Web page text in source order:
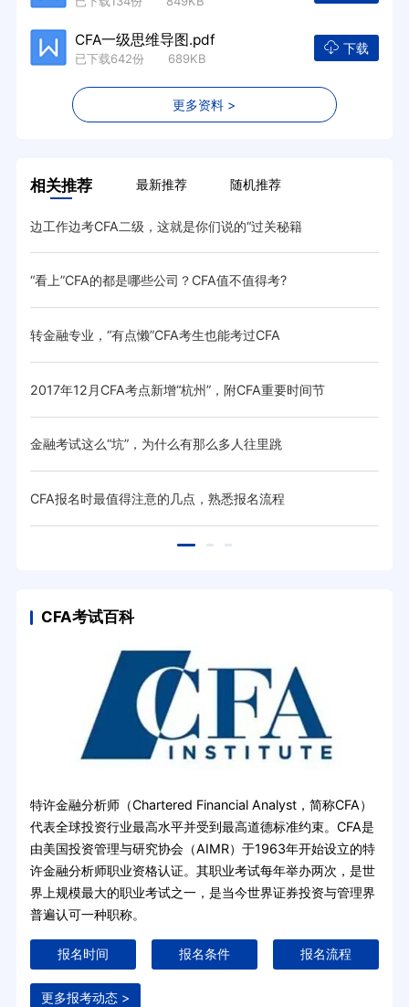
CFA一级思维导图.pdf
已下载642份 689KB
下载
更多资料 >
相关推荐 最新推荐 随机推荐
边工作边考CFA二级，这就是你们说的“过关秘籍
“看上”CFA的都是哪些公司？CFA值不值得考?
转金融专业，“有点懒”CFA考生也能考过CFA
2017年12月CFA考点新增“杭州”，附CFA重要时间节
金融考试这么“坑”，为什么有那么多人往里跳
CFA报名时最值得注意的几点，熟悉报名流程
CFA考试百科
特许金融分析师（Chartered Financial Analyst，简称CFA）
代表全球投资行业最高水平并受到最高道德标准约束。CFA是
由美国投资管理与研究协会（AIMR）于1963年开始设立的特
许金融分析师职业资格认证。其职业考试每年举办两次，是世
界上规模最大的职业考试之一，是当今世界证券投资与管理界
普遍认可一种职称。
报名时间 报名条件 报名流程
更多报考动态 >